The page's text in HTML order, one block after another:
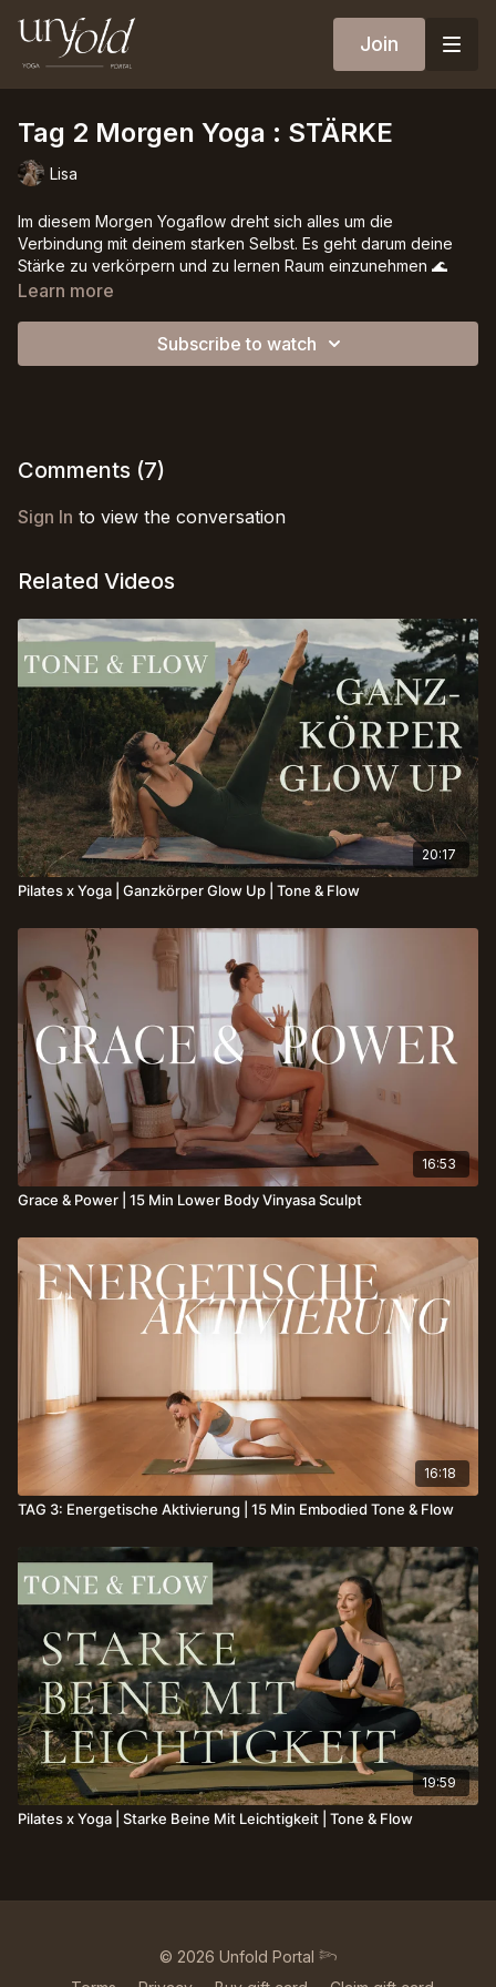
Join
Tag 2 Morgen Yoga : STÄRKE
Lisa
Im diesem Morgen Yogaflow dreht sich alles um die
Verbindung mit deinem starken Selbst. Es geht darum deine
Stärke zu verkörpern und zu lernen Raum einzunehmen 🌊
Learn more
Subscribe to watch
Comments (7)
Sign In to view the conversation
Related Videos
20:17
Pilates x Yoga | Ganzkörper Glow Up | Tone & Flow
16:53
Grace & Power | 15 Min Lower Body Vinyasa Sculpt
16:18
TAG 3: Energetische Aktivierung | 15 Min Embodied Tone & Flow
19:59
Pilates x Yoga | Starke Beine Mit Leichtigkeit | Tone & Flow
© 2026 Unfold Portal 𓆸